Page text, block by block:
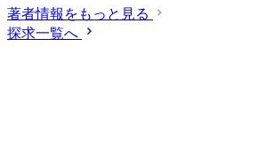
著者情報をもっと見る
探求一覧へ